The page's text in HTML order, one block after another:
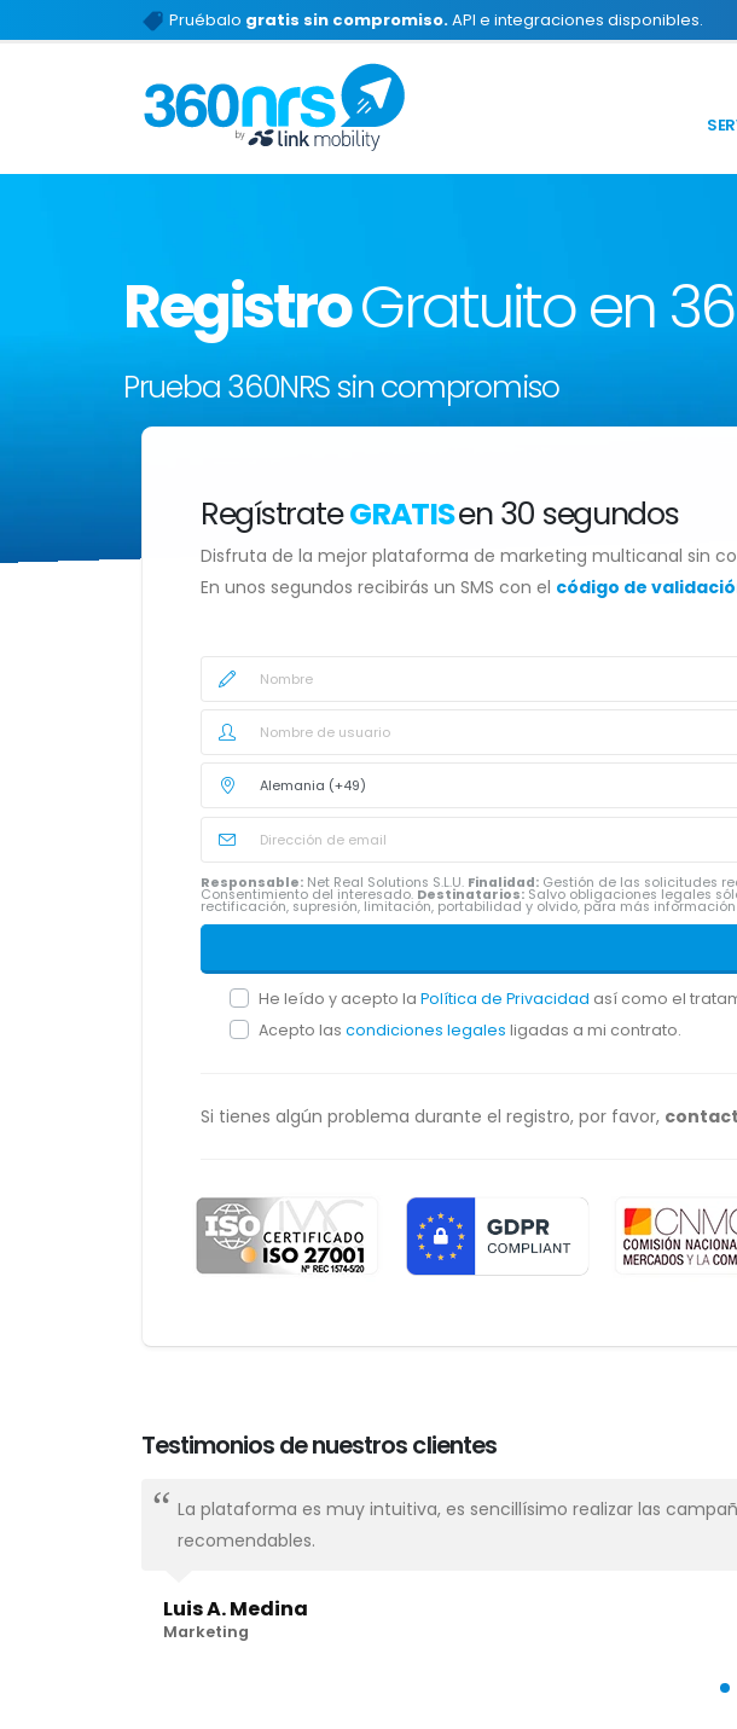
Pruébalo gratis sin compromiso.API e integraciones disponibles.
RegistroGratuito en
Prueba 360NRS sin compromiso
RegístrateGRATISen 30 segundos
Disfruta de la mejor plataforma de marketing multicanal sin
En unos segundos recibirás un SMS con el código de
Responsable: Net Real Solutions S.L.U. Finalidad: Gestión de las solicitudes
Consentimiento del interesado. Destinatarios: Salvo obligaciones legales
rectificación, supresión, limitación, portabilidad y olvido, para más
He leído y acepto la Política de Privacidad así como el
Acepto las condiciones legales ligadas a mi contrato.
Si tienes algún problema durante el registro, por favor,
Testimonios de nuestros clientes
La plataforma es muy intuitiva, es sencillísimo realizar las
recomendables.
Luis A. Medina
Marketing